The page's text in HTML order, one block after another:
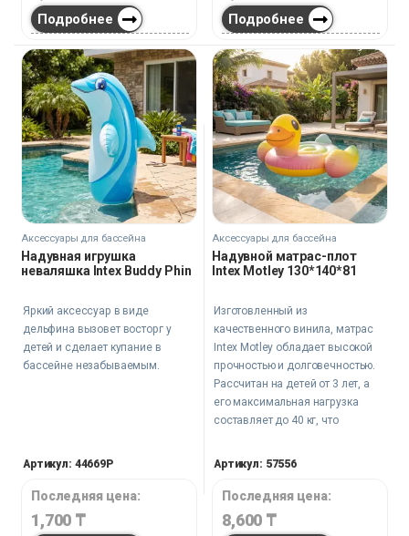
Подробнее Подробнее
Аксессуары для бассейна
Надувная игрушка
неваляшка Intex Buddy Phin
Яркий аксессуар в виде
дельфина вызовет восторг у
детей и сделает купание в
бассейне незабываемым.
Артикул: 44669P
Последняя цена:
1,700 ₸
Аксессуары для бассейна
Надувной матрас-плот
Intex Motley 130*140*81
Изготовленный из
качественного винила, матрас
Intex Motley обладает высокой
прочностью и долговечностью.
Рассчитан на детей от 3 лет, а
его максимальная нагрузка
составляет до 40 кг, что
удобство использования.
Артикул: 57556
Последняя цена:
8,600 ₸